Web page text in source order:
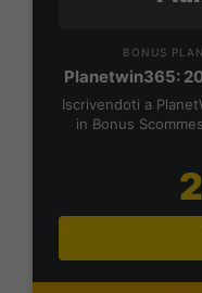
BONUS
Planetwin365:
Iscrivendoti a
in Bonus